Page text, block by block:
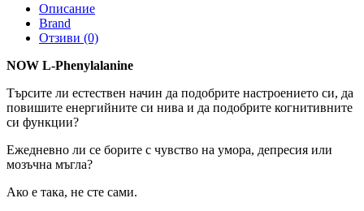
Описание
Brand
Отзиви (0)
NOW L-Phenylalanine
Търсите ли естествен начин да подобрите настроението си, да
повишите енергийните си нива и да подобрите когнитивните
си функции?
Ежедневно ли се борите с чувство на умора, депресия или
мозъчна мъгла?
Ако е така, не сте сами.